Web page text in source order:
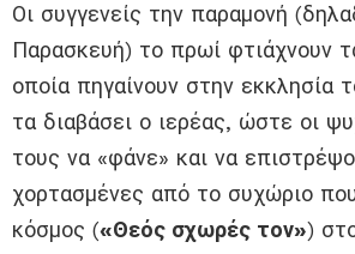
Οι συγγενείς την παραμονή
Παρασκευή) το πρωί φτιάχνουν
οποία πηγαίνουν στην εκκλησία
τα διαβάσει ο ιερέας, ώστε οι
τους να «φάνε» και να
χορτασμένες από το συχώριο
κόσμος («Θεός σχωρές τον»)